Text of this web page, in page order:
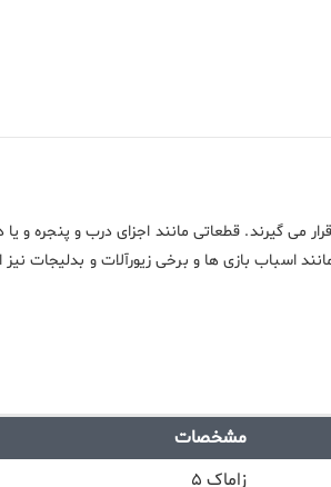
می گیرند. قطعاتی مانند اجزای درب و پنجره و
اسباب بازی ها و برخی زیورآلات و بدلیجات
مشخصات
زاماک ۵